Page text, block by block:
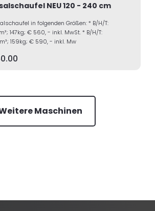
NEU 120 - 240 cm
in folgenden Größen: * B/H/T:
147kg; € 560, - inkl. MwSt. * B/H/T:
159kg; € 590, - inkl. Mw
Maschinen